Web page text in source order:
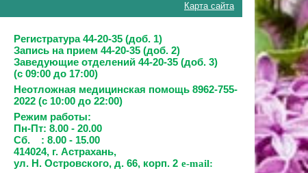
Карта сайта
Регистратура 44-20-35 (доб. 1)
Запись на прием 44-20-35 (доб. 2)
Заведующие отделений 44-20-35 (доб. 3)
(с 09:00 до 17:00)
Неотложная медицинская помощь 8962-755-
2022 (с 10:00 до 22:00)
Режим работы:
Пн-Пт: 8.00 - 20.00
Сб. : 8.00 - 15.00
414024, г. Астрахань,
ул. Н. Островского, д. 66, корп. 2 e-mail: